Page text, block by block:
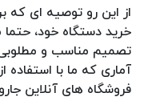
از این رو توصیه ای که
خرید دستگاه خود، حتما
تصمیم مناسب و
آماری که ما با استفاده
فروشگاه های آنلاین